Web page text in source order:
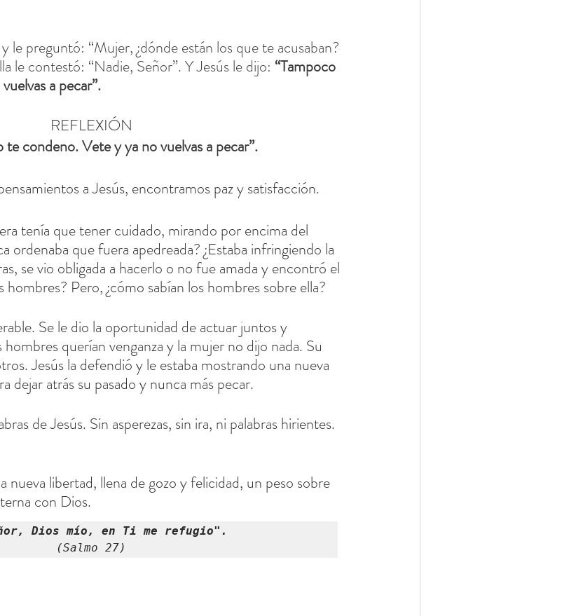
le preguntó: “Mujer, ¿dónde están los que te acusaban?
le contestó: “Nadie, Señor”. Y Jesús le dijo: “Tampoco
a pecar”.
REFLEXIÓN
te condeno. Vete y ya no vuelvas a pecar”.
a Jesús, encontramos paz y satisfacción.
tenía que tener cuidado, mirando por encima del
ordenaba que fuera apedreada? ¿Estaba infringiendo la
se vio obligada a hacerlo o no fue amada y encontró el
Pero, ¿cómo sabían los hombres sobre ella?
Se le dio la oportunidad de actuar juntos y
querían venganza y la mujer no dijo nada. Su
Jesús la defendió y le estaba mostrando una nueva
dejar atrás su pasado y nunca más pecar.
de Jesús. Sin asperezas, sin ira, ni palabras hirientes.
nueva libertad, llena de gozo y felicidad, un peso sobre
con Dios.
Dios mío, en Ti me refugio".
(Salmo 27)